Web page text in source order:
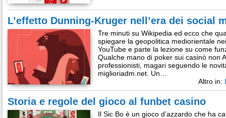
L’effetto Dunning-Kruger nell’era dei social
Tre minuti su Wikipedia ed ecco che
spiegare la geopolitica mediorientale
YouTube e parte la lezione su come
Qualche mano di poker sui casinò non
professionisti, magari seguendo le
miglioriadm.net. Un…
Altro in:
Storia e regole del gioco al funbet casino
Il Sic Bo è un gioco d’azzardo che ha